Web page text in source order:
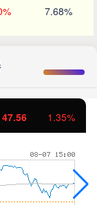
7.68%
1.35%